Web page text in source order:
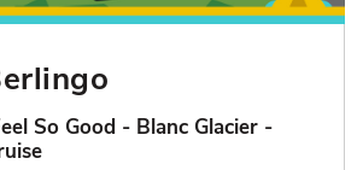
So Good - Blanc Glacier -